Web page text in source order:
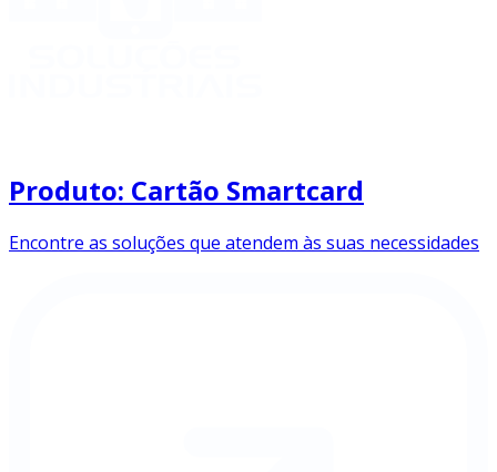
Produto: Cartão Smartcard
Encontre as soluções que atendem às suas necessidades